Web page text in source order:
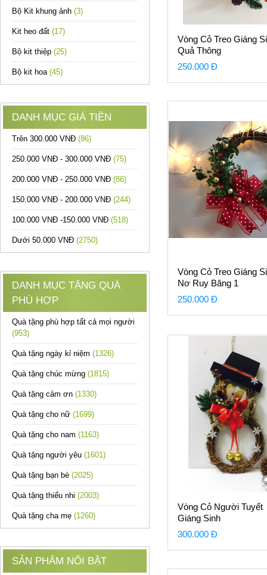
Bộ Kit khung ảnh (3)
Kit heo đất (17)
Bộ kit thiệp (25)
Bộ kit hoa (45)
DANH MỤC GIÁ TIỀN
Trên 300.000 VNĐ (86)
250.000 VNĐ - 300.000 VNĐ (75)
200.000 VNĐ - 250.000 VNĐ (86)
150.000 VNĐ - 200.000 VNĐ (244)
100.000 VNĐ -150.000 VNĐ (518)
Dưới 50.000 VNĐ (2750)
DANH MỤC TẶNG QUÀ
PHÙ HỢP
Quà tặng phù hợp tất cả mọi người
(953)
Quà tặng ngày kỉ niệm (1326)
Quà tặng chúc mừng (1815)
Quà tặng cảm ơn (1330)
Quà tặng cho nữ (1699)
Quà tặng cho nam (1163)
Quà tặng người yêu (1601)
Quà tặng bạn bè (2025)
Quà tặng thiếu nhi (2003)
Quà tặng cha mẹ (1260)
SẢN PHẨM NỔI BẬT
Vòng Cỏ Treo Giáng
Quả Thông
250.000 Đ
Vòng Cỏ Treo Giáng
Nơ Ruy Băng 1
250.000 Đ
Vòng Cỏ Người Tuyết
Giáng Sinh
300.000 Đ